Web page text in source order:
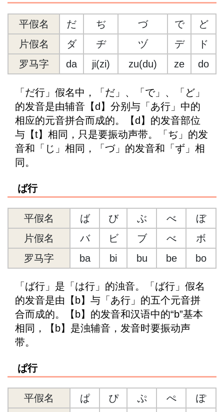
平假名 だ ぢ づ で
ど
片假名
ダ ヂ ヅ デ
ド
罗马字
da ji(zi) zu(du) ze do
「だ行」假名中，「だ」、「で」、「ど」
的发音是由辅音【d】分别与「あ行」中的
相应的元音拼合而成的。【d】的发音部位
与【t】相同，只是要振动声带。「ぢ」的发
音和「じ」相同，「づ」的发音和「ず」相
同。
ば行
平假名 ば び ぶ べ
ぼ
片假名
バ ビ ブ べ
ボ
罗马字
ba bi bu be bo
「ば行」是「は行」的浊音。「ば行」假名
的发音是由【b】与「あ行」的五个元音拼
合而成的。【b】的发音和汉语中的“b”基本
相同，【b】是浊辅音，发音时要振动声
带。
ぱ行
平假名 ぱ ぴ ぷ ぺ
ぽ